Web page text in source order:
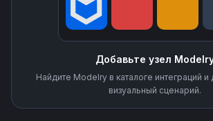
Добавьте узел
Найдите Modelry в каталоге интеграций и
визуальный сценарий.